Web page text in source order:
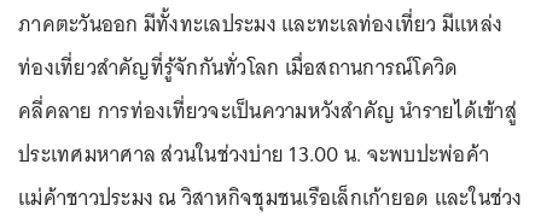
ภาคตะวันออก มีทั้งทะเลประมง และทะเลท่องเที่ยว มีแหล่ง
ท่องเที่ยวสำคัญที่รู้จักกันทั่วโลก เมื่อสถานการณ์โควิด
คลี่คลาย การท่องเที่ยวจะเป็นความหวังสำคัญ นำรายได้เข้าสู่
ประเทศมหาศาล ส่วนในช่วงบ่าย 13.00 น. จะพบปะพ่อค้า
แม่ค้าชาวประมง ณ วิสาหกิจชุมชนเรือเล็กเก้ายอด และในช่วง